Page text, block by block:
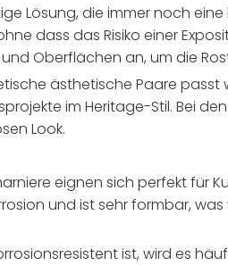
Lösung, die immer noch
dass das Risiko einer
Oberflächen an, um die
ästhetische Paare
im Heritage-Stil. Bei
Look.
eignen sich perfekt für
und ist sehr formbar,
ist, wird es